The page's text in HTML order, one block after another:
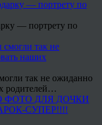
— портрету по
так не ожиданно
родителей…